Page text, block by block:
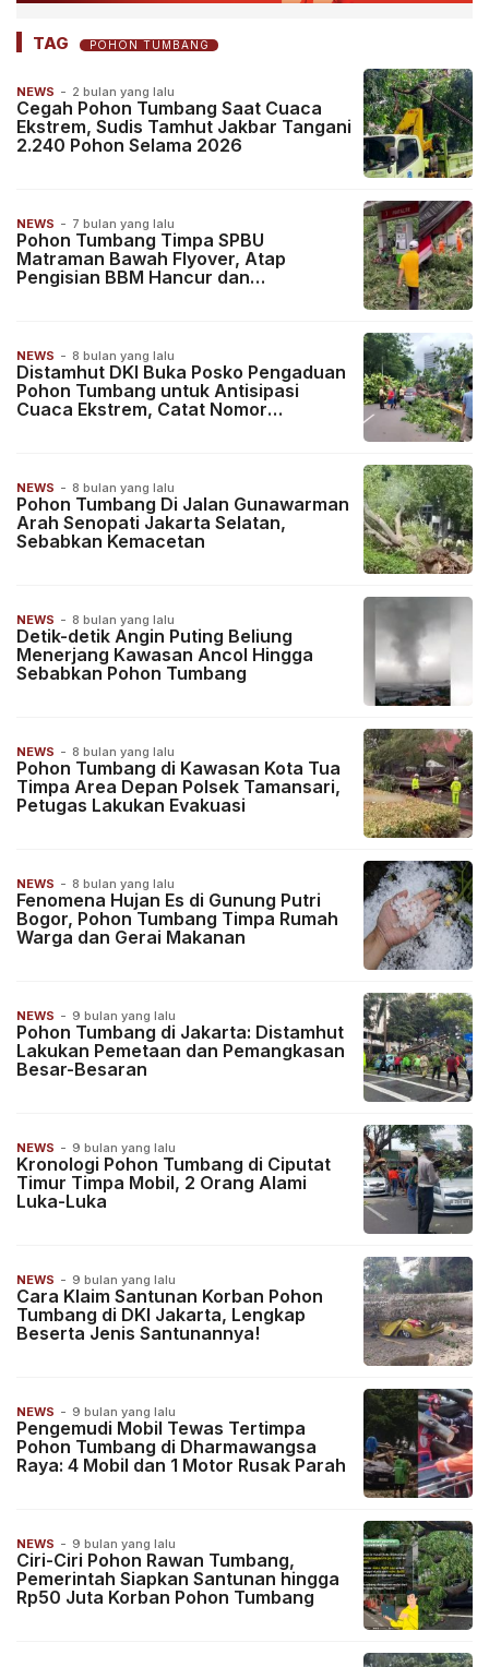
TAG POHON TUMBANG
NEWS - 2 bulan yang lalu
Cegah Pohon Tumbang Saat Cuaca
Ekstrem, Sudis Tamhut Jakbar Tangani
2.240 Pohon Selama 2026
NEWS - 7 bulan yang lalu
Pohon Tumbang Timpa SPBU
Matraman Bawah Flyover, Atap
Pengisian BBM Hancur dan
NEWS - 8 bulan yang lalu
Distamhut DKI Buka Posko Pengaduan
Pohon Tumbang untuk Antisipasi
Cuaca Ekstrem, Catat Nomor
NEWS - 8 bulan yang lalu
Pohon Tumbang Di Jalan Gunawarman
Arah Senopati Jakarta Selatan,
Sebabkan Kemacetan
NEWS - 8 bulan yang lalu
Detik-detik Angin Puting Beliung
Menerjang Kawasan Ancol Hingga
Sebabkan Pohon Tumbang
NEWS - 8 bulan yang lalu
Pohon Tumbang di Kawasan Kota Tua
Timpa Area Depan Polsek Tamansari,
Petugas Lakukan Evakuasi
NEWS - 8 bulan yang lalu
Fenomena Hujan Es di Gunung Putri
Bogor, Pohon Tumbang Timpa Rumah
Warga dan Gerai Makanan
NEWS - 9 bulan yang lalu
Pohon Tumbang di Jakarta: Distamhut
Lakukan Pemetaan dan Pemangkasan
Besar-Besaran
NEWS - 9 bulan yang lalu
Kronologi Pohon Tumbang di Ciputat
Timur Timpa Mobil, 2 Orang Alami
Luka-Luka
NEWS - 9 bulan yang lalu
Cara Klaim Santunan Korban Pohon
Tumbang di DKI Jakarta, Lengkap
Beserta Jenis Santunannya!
NEWS - 9 bulan yang lalu
Pengemudi Mobil Tewas Tertimpa
Pohon Tumbang di Dharmawangsa
Raya: 4 Mobil dan 1 Motor Rusak Parah
NEWS - 9 bulan yang lalu
Ciri-Ciri Pohon Rawan Tumbang,
Pemerintah Siapkan Santunan hingga
Rp50 Juta Korban Pohon Tumbang